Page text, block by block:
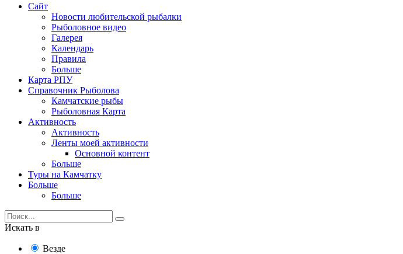
Сайт
Новости любительской рыбалки
Рыболовное видео
Галерея
Календарь
Правила
Больше
Карта РПУ
Справочник Рыболова
Камчатские рыбы
Рыболовная Карта
Активность
Активность
Ленты моей активности
Основной контент
Больше
Туры на Камчатку
Больше
Больше
Искать в
Везде